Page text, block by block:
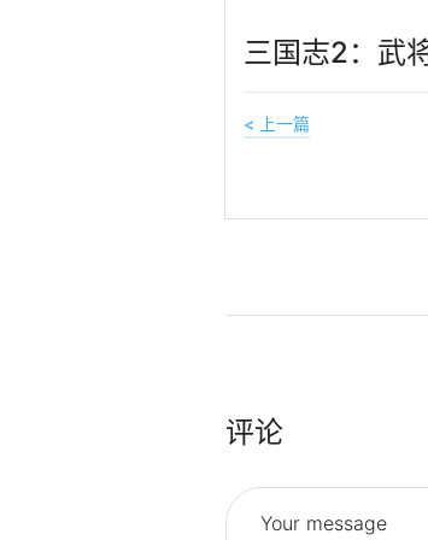
三国志2：武
< 上一篇
评论
Your message